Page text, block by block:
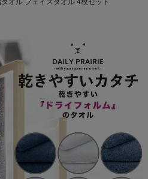
オル フェイスタオル 4枚セット